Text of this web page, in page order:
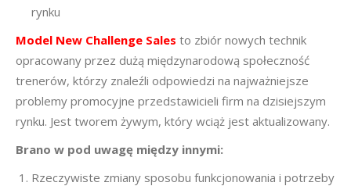
rynku
Model New Challenge Sales to zbiór nowych technik
opracowany przez dużą międzynarodową społeczność
trenerów, którzy znaleźli odpowiedzi na najważniejsze
problemy promocyjne przedstawicieli firm na dzisiejszym
rynku. Jest tworem żywym, który wciąż jest aktualizowany.
Brano w pod uwagę między innymi:
Rzeczywiste zmiany sposobu funkcjonowania i potrzeby